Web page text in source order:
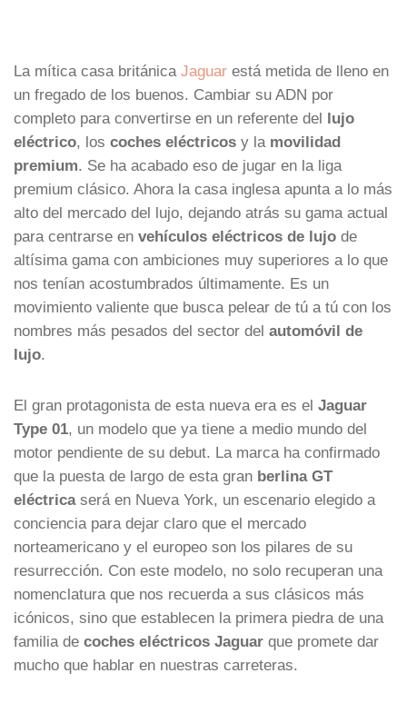
La mítica casa británica Jaguar está metida de lleno en
un fregado de los buenos. Cambiar su ADN por
completo para convertirse en un referente del lujo
eléctrico, los coches eléctricos y la movilidad
premium. Se ha acabado eso de jugar en la liga
premium clásico. Ahora la casa inglesa apunta a lo más
alto del mercado del lujo, dejando atrás su gama actual
para centrarse en vehículos eléctricos de lujo de
altísima gama con ambiciones muy superiores a lo que
nos tenían acostumbrados últimamente. Es un
movimiento valiente que busca pelear de tú a tú con los
nombres más pesados del sector del automóvil de
lujo.
El gran protagonista de esta nueva era es el Jaguar
Type 01, un modelo que ya tiene a medio mundo del
motor pendiente de su debut. La marca ha confirmado
que la puesta de largo de esta gran berlina GT
eléctricaserá en Nueva York, un escenario elegido a
conciencia para dejar claro que el mercado
norteamericano y el europeo son los pilares de su
resurrección. Con este modelo, no solo recuperan una
nomenclatura que nos recuerda a sus clásicos más
icónicos, sino que establecen la primera piedra de una
familia de coches eléctricos Jaguar que promete dar
mucho que hablar en nuestras carreteras.